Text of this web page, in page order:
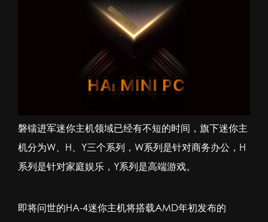
磐镭进军迷你主机领域已经有不短的时间，旗下迷你主
机分为W、H、Y三个系列，W系列是针对商务办公，H
系列是针对家庭娱乐，Y系列是高端游戏。
即将问世的HA-4迷你主机将搭载AMD年初发布的